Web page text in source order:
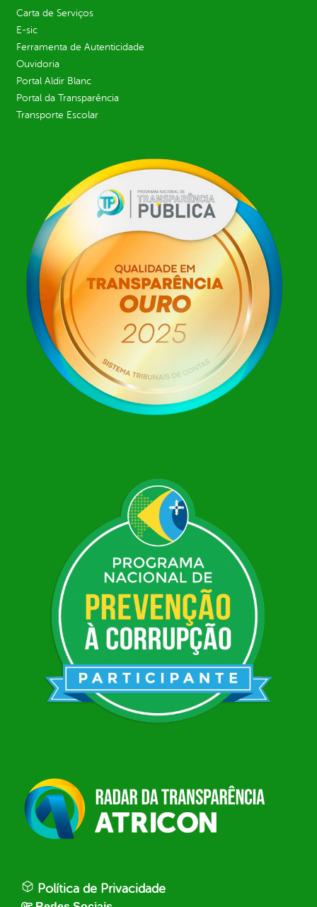
Carta de Serviços
E-sic
Ferramenta de Autenticidade
Ouvidoria
Portal Aldir Blanc
Portal da Transparência
Transporte Escolar
Política de Privacidade